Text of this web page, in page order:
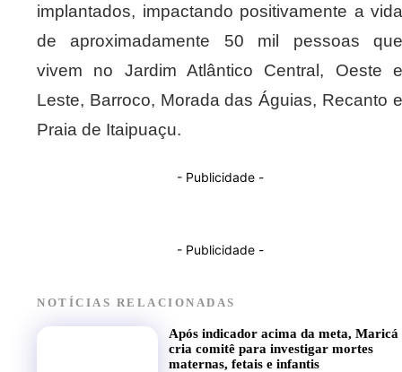
implantados, impactando positivamente a vida
de aproximadamente 50 mil pessoas que
vivem no Jardim Atlântico Central, Oeste e
Leste, Barroco, Morada das Águias, Recanto e
Praia de Itaipuaçu.
- Publicidade -
- Publicidade -
NOTÍCIAS RELACIONADAS
Após indicador acima da meta, Maricá
cria comitê para investigar mortes
maternas, fetais e infantis